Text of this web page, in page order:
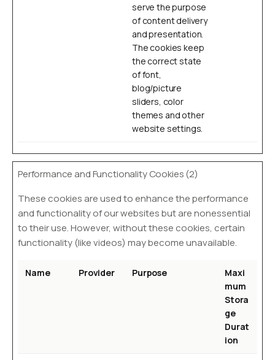
serve the purpose
of content delivery
and presentation.
The cookies keep
the correct state
of font,
blog/picture
sliders, color
themes and other
website settings.
Performance and Functionality Cookies (2)
These cookies are used to enhance the performance
and functionality of our websites but are nonessential
to their use. However, without these cookies, certain
functionality (like videos) may become unavailable.
Name Provider Purpose
Maxi
mum
Stora
ge
Durat
ion